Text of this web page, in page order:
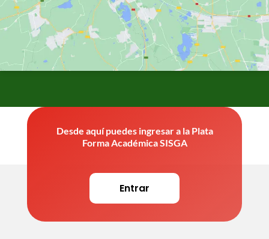
Desde aquí puedes ingresar a la Plata
Forma Académica SISGA
Entrar